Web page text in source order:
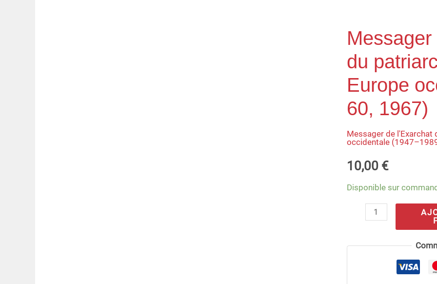
Messager
du
Europe
60, 1967)
Messager de l'Exarchat
occidentale
10,00 €
Disponible sur
quantité
de
Messager
de
l'Exarchat
du
russe
Europe
occidentale